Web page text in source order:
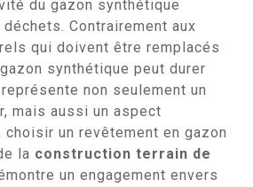
du gazon synthétique
Contrairement aux
qui doivent être remplacés
synthétique peut durer
non seulement un
mais aussi un aspect
un revêtement en gazon
la construction terrain de
un engagement envers